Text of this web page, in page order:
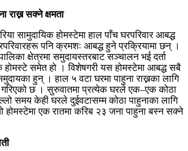
राख्न सक्ने क्षमता
सामुदायिक होमस्टेमा हाल पाँच घरपरिवार आबद्ध
पनि क्रमशः आबद्ध हुने प्रक्रियामा छन् ।
क्षेत्रमा समुदायस्तरबाट सञ्चालन भई दर्ता
होमस्टे समेत हो । विशेषगरी यस होमस्टेमा आबद्ध सबै
हुन् । हाल ५ वटा घरमा पाहुना राख्नका लागि
गरिएको छ । सुरुवातमा प्रत्येक घरले एक–एक कोठा
समय केही घरले दुईवटासम्म कोठा पाहुनाका लागि
एक रातमा करिब २३ जना पाहुना बस्न सक्ने